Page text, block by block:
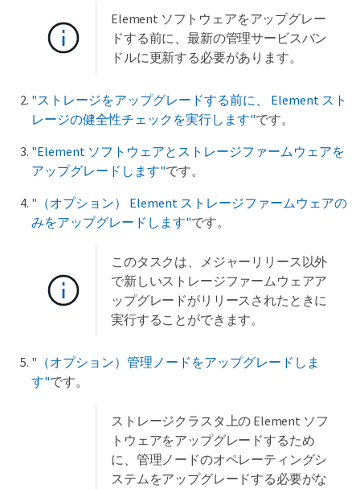
Element ソフトウェアをアップグレー
ドする前に、最新の管理サービスバン
ドルに更新する必要があります。
"ストレージをアップグレードする前に、 Element スト
レージの健全性チェックを実行します"です。
"Element ソフトウェアとストレージファームウェアを
アップグレードします"です。
"（オプション） Element ストレージファームウェアの
みをアップグレードします"です。
このタスクは、メジャーリリース以外
で新しいストレージファームウェアア
ップグレードがリリースされたときに
実行することができます。
"（オプション）管理ノードをアップグレードしま
す"です。
ストレージクラスタ上の Element ソフ
トウェアをアップグレードするため
に、管理ノードのオペレーティングシ
ステムをアップグレードする必要がな